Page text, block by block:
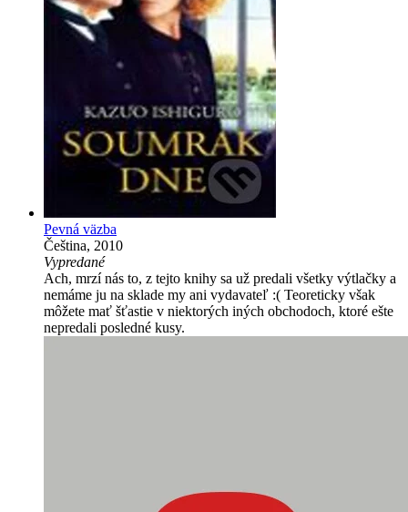
Pevná väzba
Čeština, 2010
Vypredané
Ach, mrzí nás to, z tejto knihy sa už predali všetky výtlačky a
nemáme ju na sklade my ani vydavateľ :( Teoreticky však
môžete mať šťastie v niektorých iných obchodoch, ktoré ešte
nepredali posledné kusy.